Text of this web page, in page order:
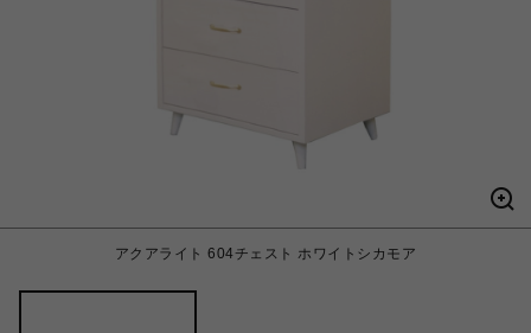
アクアライト 604チェスト ホワイトシカモア